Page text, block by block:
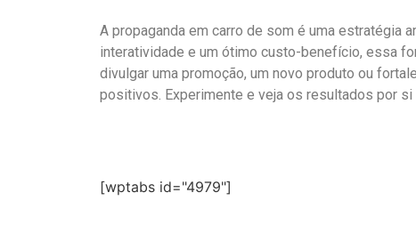
A propaganda em carro de som é uma estratégia
interatividade e um ótimo custo-benefício, essa
divulgar uma promoção, um novo produto ou
positivos. Experimente e veja os resultados por si
[wptabs id="4979"]